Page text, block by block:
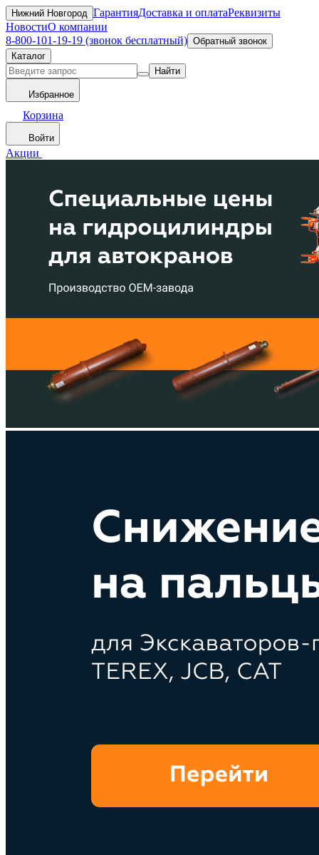
Нижний Новгород ГарантияДоставка и оплатаРеквизиты
НовостиО компании
8-800-101-19-19 (звонок бесплатный) Обратный звонок
Каталог
Найти
Избранное
Корзина
Войти
Акции